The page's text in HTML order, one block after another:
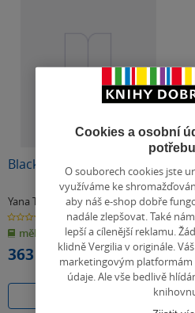
Black Butler, Vol. 17
Yana Toboso
0.0
z
5
hvězdiček
měkká vazba
363 Kč
0.0
z
5
Cookies a osobní
O souborech cookies jste
využíváme ke
aby náš e-shop dobře
nadále zlepšovat. Také
lepší a cílenější reklamu.
klidně Vergilia v originále.
marketingovým platformám
údaje. Ale vše bedlivě